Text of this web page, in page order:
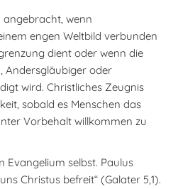
wenn
engen Weltbild verbunden
dient oder wenn die
Andersgläubiger oder
wird. Christliches Zeugnis
sobald es Menschen das
Vorbehalt willkommen zu
Evangelium selbst. Paulus
Christus befreit“ (Galater 5,1).